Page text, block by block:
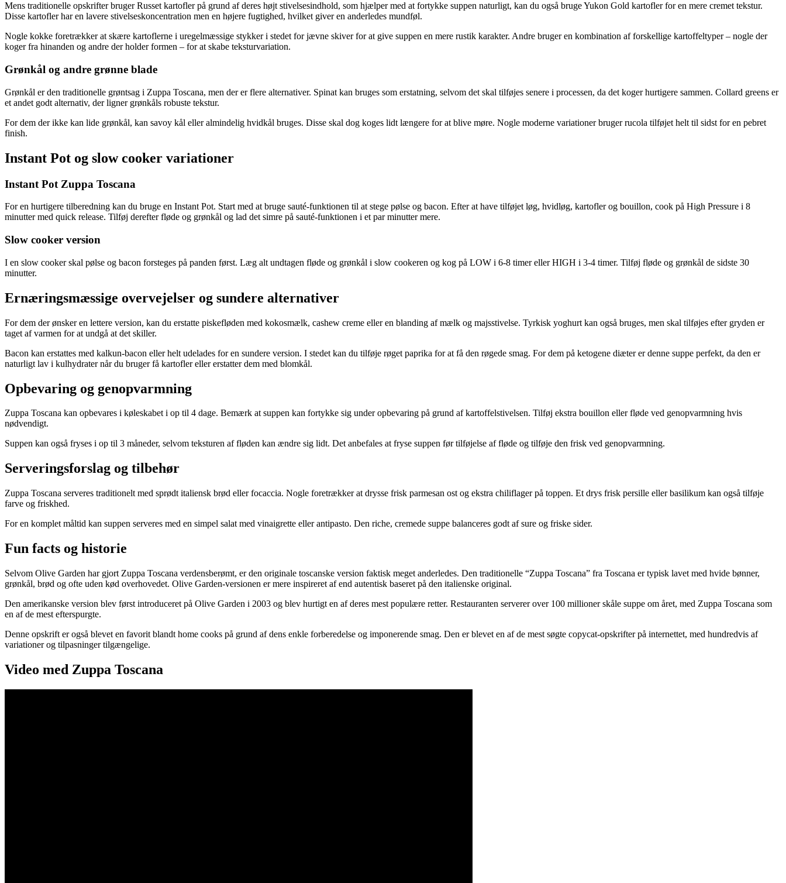
Mens traditionelle opskrifter bruger Russet kartofler på grund af deres højt stivelsesindhold, som hjælper med at fortykke suppen naturligt, kan du også bruge Yukon Gold kartofler for en mere cremet tekstur.
Disse kartofler har en lavere stivelseskoncentration men en højere fugtighed, hvilket giver en anderledes mundføl.
Nogle kokke foretrækker at skære kartoflerne i uregelmæssige stykker i stedet for jævne skiver for at give suppen en mere rustik karakter. Andre bruger en kombination af forskellige kartoffeltyper – nogle der
koger fra hinanden og andre der holder formen – for at skabe teksturvariation.
Grønkål og andre grønne blade
Grønkål er den traditionelle grøntsag i Zuppa Toscana, men der er flere alternativer. Spinat kan bruges som erstatning, selvom det skal tilføjes senere i processen, da det koger hurtigere sammen. Collard greens er
et andet godt alternativ, der ligner grønkåls robuste tekstur.
For dem der ikke kan lide grønkål, kan savoy kål eller almindelig hvidkål bruges. Disse skal dog koges lidt længere for at blive møre. Nogle moderne variationer bruger rucola tilføjet helt til sidst for en pebret
finish.
Instant Pot og slow cooker variationer
Instant Pot Zuppa Toscana
For en hurtigere tilberedning kan du bruge en Instant Pot. Start med at bruge sauté-funktionen til at stege pølse og bacon. Efter at have tilføjet løg, hvidløg, kartofler og bouillon, cook på High Pressure i 8
minutter med quick release. Tilføj derefter fløde og grønkål og lad det simre på sauté-funktionen i et par minutter mere.
Slow cooker version
I en slow cooker skal pølse og bacon forsteges på panden først. Læg alt undtagen fløde og grønkål i slow cookeren og kog på LOW i 6-8 timer eller HIGH i 3-4 timer. Tilføj fløde og grønkål de sidste 30
minutter.
Ernæringsmæssige overvejelser og sundere alternativer
For dem der ønsker en lettere version, kan du erstatte piskefløden med kokosmælk, cashew creme eller en blanding af mælk og majsstivelse. Tyrkisk yoghurt kan også bruges, men skal tilføjes efter gryden er
taget af varmen for at undgå at det skiller.
Bacon kan erstattes med kalkun-bacon eller helt udelades for en sundere version. I stedet kan du tilføje røget paprika for at få den røgede smag. For dem på ketogene diæter er denne suppe perfekt, da den er
naturligt lav i kulhydrater når du bruger få kartofler eller erstatter dem med blomkål.
Opbevaring og genopvarmning
Zuppa Toscana kan opbevares i køleskabet i op til 4 dage. Bemærk at suppen kan fortykke sig under opbevaring på grund af kartoffelstivelsen. Tilføj ekstra bouillon eller fløde ved genopvarmning hvis
nødvendigt.
Suppen kan også fryses i op til 3 måneder, selvom teksturen af fløden kan ændre sig lidt. Det anbefales at fryse suppen før tilføjelse af fløde og tilføje den frisk ved genopvarmning.
Serveringsforslag og tilbehør
Zuppa Toscana serveres traditionelt med sprødt italiensk brød eller focaccia. Nogle foretrækker at drysse frisk parmesan ost og ekstra chiliflager på toppen. Et drys frisk persille eller basilikum kan også tilføje
farve og friskhed.
For en komplet måltid kan suppen serveres med en simpel salat med vinaigrette eller antipasto. Den riche, cremede suppe balanceres godt af sure og friske sider.
Fun facts og historie
Selvom Olive Garden har gjort Zuppa Toscana verdensberømt, er den originale toscanske version faktisk meget anderledes. Den traditionelle “Zuppa Toscana” fra Toscana er typisk lavet med hvide bønner,
grønkål, brød og ofte uden kød overhovedet. Olive Garden-versionen er mere inspireret af end autentisk baseret på den italienske original.
Den amerikanske version blev først introduceret på Olive Garden i 2003 og blev hurtigt en af deres mest populære retter. Restauranten serverer over 100 millioner skåle suppe om året, med Zuppa Toscana som
en af de mest efterspurgte.
Denne opskrift er også blevet en favorit blandt home cooks på grund af dens enkle forberedelse og imponerende smag. Den er blevet en af de mest søgte copycat-opskrifter på internettet, med hundredvis af
variationer og tilpasninger tilgængelige.
Video med Zuppa Toscana